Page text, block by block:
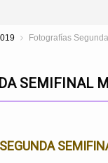
Fotografías
SEMIFINAL